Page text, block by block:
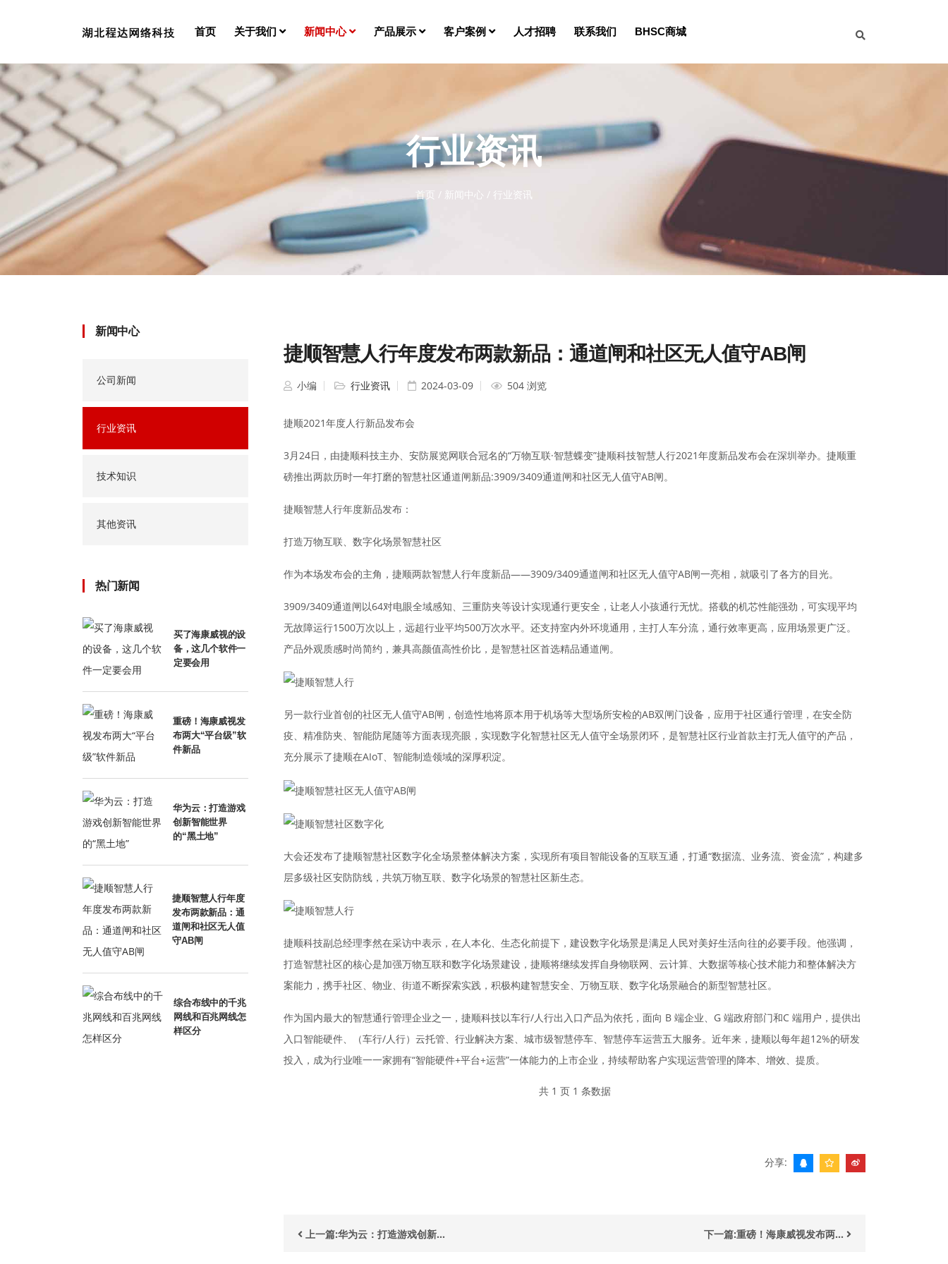
首页 关于我们 新闻中心 产品展示 客户案例 人才招聘 联系我们 BHSC商城
行业资讯
首页 / 新闻中心 / 行业资讯
新闻中心
公司新闻
行业资讯
技术知识
其他资讯
热门新闻
买了海康威视的设
备，这几个软件一
定要会用
重磅！海康威视发
布两大“平台级”软
件新品
华为云：打造游戏
创新智能世界
的“黑土地”
捷顺智慧人行年度
发布两款新品：通
道闸和社区无人值
守AB闸
综合布线中的千兆
网线和百兆网线怎
样区分
捷顺智慧人行年度发布两款新品：通道闸和社区无人值守AB闸
小编 行业资讯 2024-03-09 504 浏览
捷顺2021年度人行新品发布会
3月24日，由捷顺科技主办、安防展览网联合冠名的“万物互联·智慧蝶变”捷顺科技智慧人行2021年度新品发布会在深圳举办。捷顺重
磅推出两款历时一年打磨的智慧社区通道闸新品:3909/3409通道闸和社区无人值守AB闸。
捷顺智慧人行年度新品发布：
打造万物互联、数字化场景智慧社区
作为本场发布会的主角，捷顺两款智慧人行年度新品——3909/3409通道闸和社区无人值守AB闸一亮相，就吸引了各方的目光。
3909/3409通道闸以64对电眼全域感知、三重防夹等设计实现通行更安全，让老人小孩通行无忧。搭载的机芯性能强劲，可实现平均
无故障运行1500万次以上，远超行业平均500万次水平。还支持室内外环境通用，主打人车分流，通行效率更高，应用场景更广泛。
产品外观质感时尚简约，兼具高颜值高性价比，是智慧社区首选精品通道闸。
另一款行业首创的社区无人值守AB闸，创造性地将原本用于机场等大型场所安检的AB双闸门设备，应用于社区通行管理，在安全防
疫、精准防夹、智能防尾随等方面表现亮眼，实现数字化智慧社区无人值守全场景闭环，是智慧社区行业首款主打无人值守的产品，
充分展示了捷顺在AIoT、智能制造领域的深厚积淀。
大会还发布了捷顺智慧社区数字化全场景整体解决方案，实现所有项目智能设备的互联互通，打通“数据流、业务流、资金流”，构建多
层多级社区安防防线，共筑万物互联、数字化场景的智慧社区新生态。
捷顺科技副总经理李然在采访中表示，在人本化、生态化前提下，建设数字化场景是满足人民对美好生活向往的必要手段。他强调，
打造智慧社区的核心是加强万物互联和数字化场景建设，捷顺将继续发挥自身物联网、云计算、大数据等核心技术能力和整体解决方
案能力，携手社区、物业、街道不断探索实践，积极构建智慧安全、万物互联、数字化场景融合的新型智慧社区。
作为国内最大的智慧通行管理企业之一，捷顺科技以车行/人行出入口产品为依托，面向 B 端企业、G 端政府部门和C 端用户，提供出
入口智能硬件、（车行/人行）云托管、行业解决方案、城市级智慧停车、智慧停车运营五大服务。近年来，捷顺以每年超12%的研发
投入，成为行业唯一一家拥有“智能硬件+平台+运营”一体能力的上市企业，持续帮助客户实现运营管理的降本、增效、提质。
共 1 页 1 条数据
分享:
上一篇:华为云：打造游戏创新... 下一篇:重磅！海康威视发布两...